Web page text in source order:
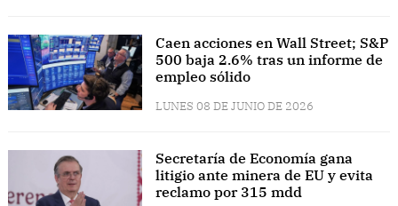
Caen acciones en Wall Street; S&P
500 baja 2.6% tras un informe de
empleo sólido
LUNES 08 DE JUNIO DE 2026
Secretaría de Economía gana
litigio ante minera de EU y evita
reclamo por 315 mdd